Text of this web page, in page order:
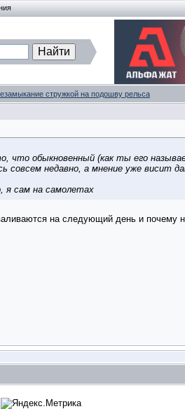
стружкой на подошву рельса
что обыкновенный (как ты его
совсем недавно, а мнение уже висит
я сам на самолетах
на следующий день и почему